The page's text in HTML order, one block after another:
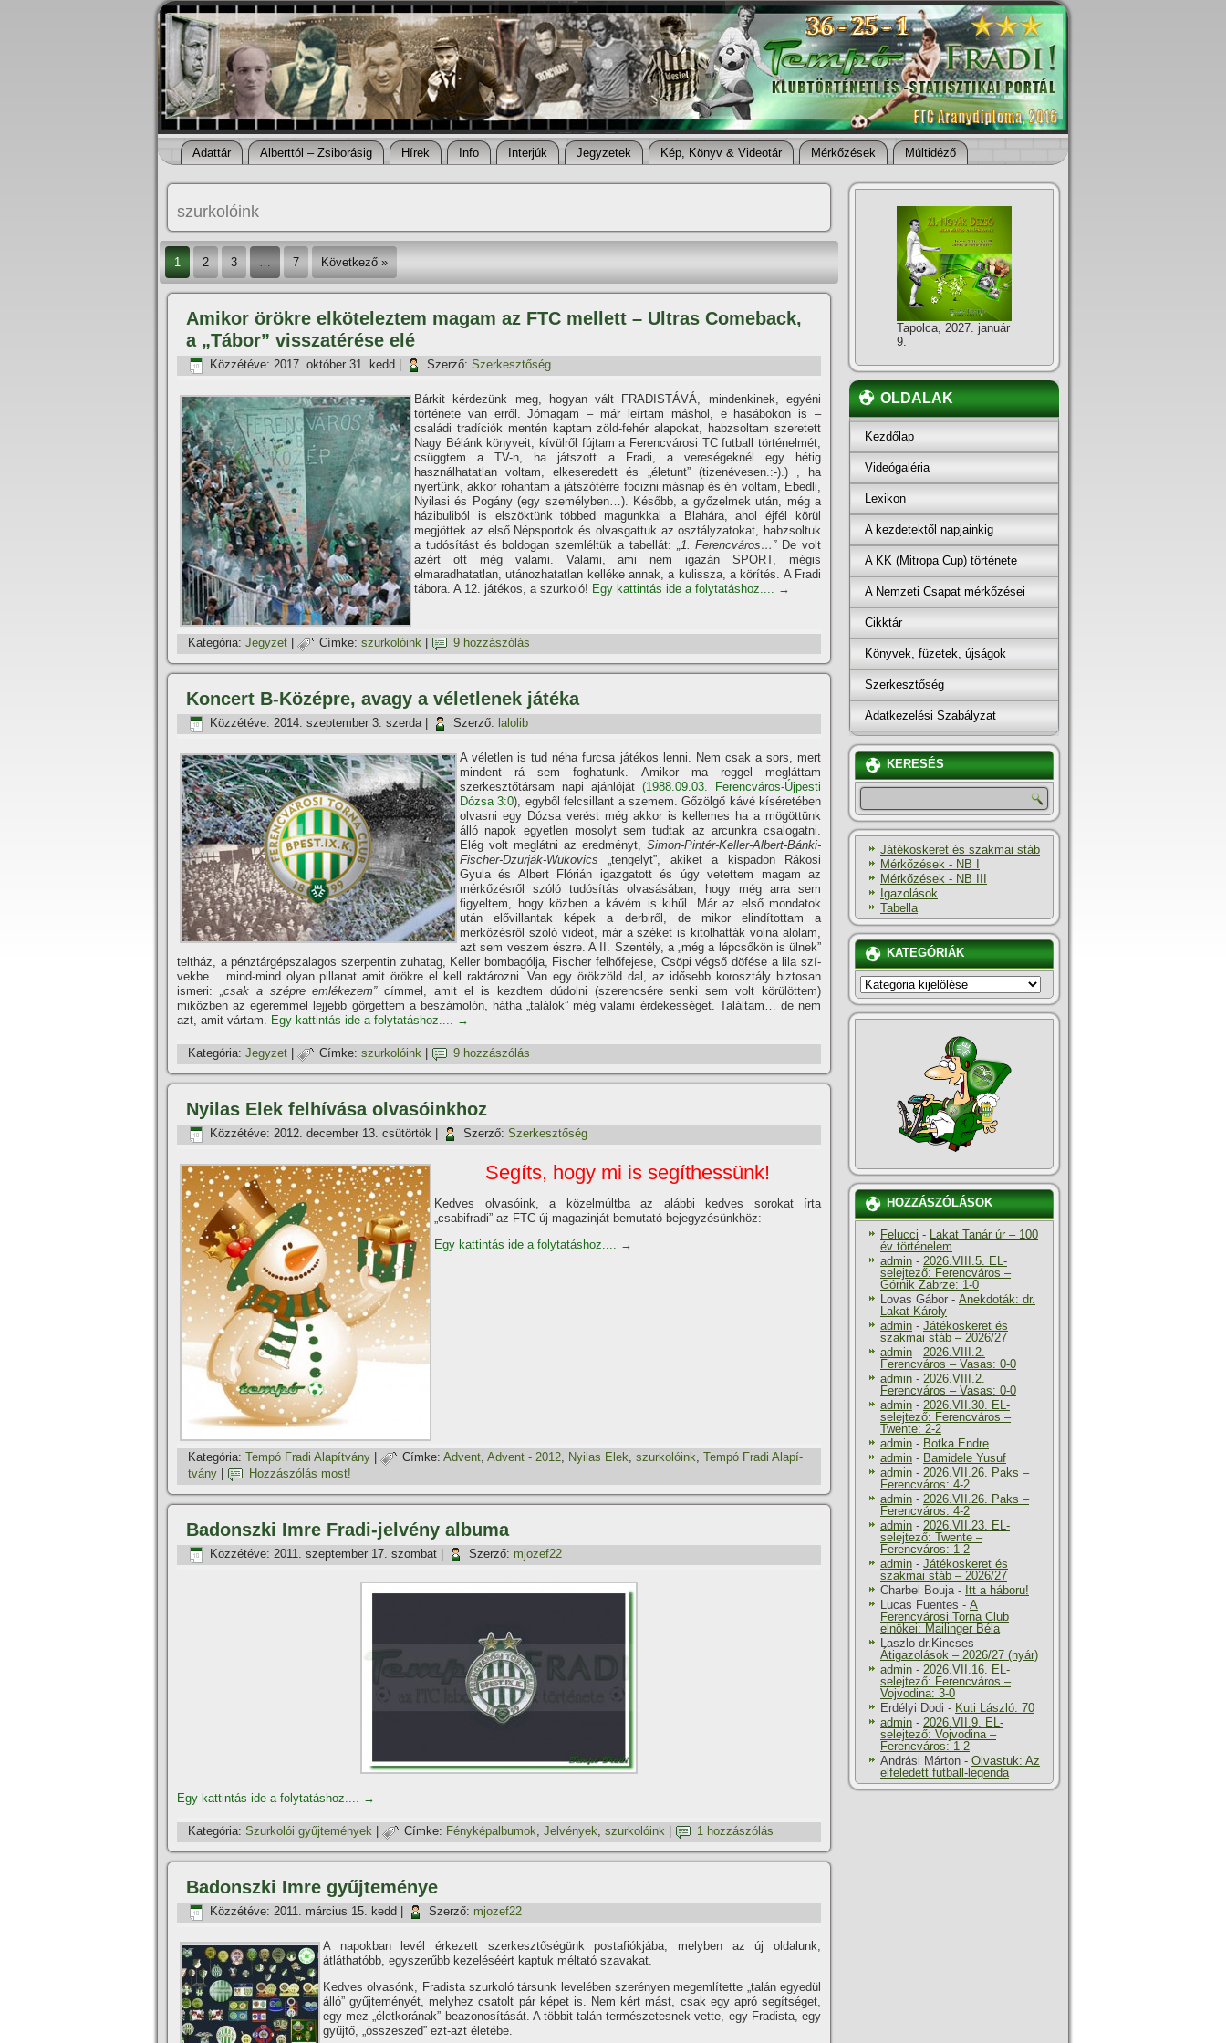
Adattár Alberttól – Zsiborásig Hí­rek Info Interjúk Jegyzetek Kép, Könyv & Videotár Mérkőzések Múltidéző
szurkolóink
1 2 3 … 7 Következő »
Amikor örökre elköteleztem magam az FTC mellett – Ultras Comeback,
a „Tábor” visszatérése elé
Közzétéve: 2017. október 31. kedd Szerző: Szerkesztőség
Bárkit kérdezünk meg, hogyan vált FRADISTÁVÁ, mindenkinek, egyéni
története van erről. Jómagam – már leí­rtam máshol, e hasábokon is –
családi tradí­ciók mentén kaptam zöld-fehér alapokat, habzsoltam szeretett
Nagy Bélánk könyveit, kí­vülről fújtam a Ferencvárosi TC futball történelmét,
csüggtem a TV-n, ha játszott a Fradi, a vereségeknél egy hétig
használhatatlan voltam, elkeseredett és „életunt” (tizenévesen.:-).) , ha
nyertünk, akkor rohantam a játszótérre focizni másnap és én voltam, Ebedli,
Nyilasi és Pogány (egy személyben…). Később, a győzelmek után, még a
házibuliból is elszöktünk többed magunkkal a Blahára, ahol éjfél körül
megjöttek az első Népsportok és olvasgattuk az osztályzatokat, habzsoltuk
a tudósí­tást és boldogan szemléltük a tabellát: „1. Ferencváros…”De volt
azért ott még valami. Valami, ami nem igazán SPORT, mégis
elmaradhatatlan, utánozhatatlan kelléke annak, a kulissza, a körí­tés. A Fradi
tábora. A 12. játékos, a szurkoló! Egy kattintás ide a folytatáshoz.... →
Kategória: Jegyzet Címke: szurkolóink 9 hozzászólás
Koncert B-Középre, avagy a véletlenek játéka
Közzétéve: 2014. szeptember 3. szerda| Szerző: lalolib
A véletlen is tud néha furcsa játékos lenni. Nem csak a sors, mert
mindent rá sem foghatunk. Amikor ma reggel megláttam
szerkesztőtársam napi ajánlóját (1988.09.03. Ferencváros-Újpesti
Dózsa 3:0), egyből felcsillant a szemem. Gőzölgő kávé kí­séretében
olvasni egy Dózsa verést még akkor is kellemes ha a mögöttünk
álló napok egyetlen mosolyt sem tudtak az arcunkra csalogatni.
Elég volt meglátni az eredményt, Simon-Pintér-Keller-Albert-Bánki-
Fischer-Dzurják-Wukovics „tengelyt”, akiket a kispadon Rákosi
Gyula és Albert Flórián igazgatott és úgy vetettem magam az
mérkőzésről szóló tudósí­tás olvasásában, hogy még arra sem
figyeltem, hogy közben a kávém is kihűl. Már az első mondatok
után elővillantak képek a derbiről, de mikor elindí­tottam a
mérkőzésről szóló videót, már a széket is kitolhatták volna alólam,
azt sem veszem észre. A II. Szentély, a „még a lépcsőkön is ülnek”
teltház, a pénztárgépszalagos szerpentin zuhatag, Keller bombagólja, Fischer felhőfejese, Csöpi végső döfése a lila szí­
vekbe… mind-mind olyan pillanat amit örökre el kell raktározni. Van egy örökzöld dal, az idősebb korosztály biztosan
ismeri: „csak a szépre emlékezem”cí­mmel, amit el is kezdtem dúdolni (szerencsére senki sem volt körülöttem)
miközben az egeremmel lejjebb görgettem a beszámolón, hátha „találok” még valami érdekességet. Találtam… de nem
azt, amit vártam. Egy kattintás ide a folytatáshoz.... →
Kategória: Jegyzet Címke: szurkolóink 9 hozzászólás
Nyilas Elek felhí­vása olvasóinkhoz
Közzétéve: 2012. december 13. csütörtök Szerző: Szerkesztőség
Segí­ts, hogy mi is segí­thessünk!
Kedves olvasóink, a közelmúltba az alábbi kedves sorokat í­rta
„csabifradi” az FTC új magazinját bemutató bejegyzésünkhöz:
Egy kattintás ide a folytatáshoz.... →
Kategória: Tempó Fradi Alapí­tvány Címke: Advent, Advent - 2012, Nyilas Elek, szurkolóink, Tempó Fradi Alapí­
tvány
Hozzászólás most!
Badonszki Imre Fradi-jelvény albuma
Közzétéve: 2011. szeptember 17. szombat Szerző: mjozef22
Egy kattintás ide a folytatáshoz.... →
Kategória: Szurkolói gyűjtemények Címke: Fényképalbumok, Jelvények, szurkolóink 1 hozzászólás
Badonszki Imre gyűjteménye
Közzétéve: 2011. március 15. kedd Szerző: mjozef22
A napokban levél érkezett szerkesztőségünk postafiókjába, melyben az új oldalunk,
átláthatóbb, egyszerűbb kezeléséért kaptuk méltató szavakat.
Kedves olvasónk, Fradista szurkoló társunk levelében szerényen megemlí­tette „talán egyedül
álló” gyűjteményét, melyhez csatolt pár képet is. Nem kért mást, csak egy apró segí­tséget,
egy mez „életkorának” beazonosí­tását. A többit talán természetesnek vette, egy Fradista, egy
gyűjtő, „összeszed” ezt-azt életébe.
Tapolca, 2027. január
9.
OLDALAK
Kezdőlap
Videógaléria
Lexikon
A kezdetektől napjainkig
A KK (Mitropa Cup) története
A Nemzeti Csapat mérkőzései
Cikktár
Könyvek, füzetek, újságok
Szerkesztőség
Adatkezelési Szabályzat
KERESÉS
Játékoskeret és szakmai stáb
Mérkőzések - NB I
Mérkőzések - NB III
Igazolások
Tabella
KATEGÓRIÁK
KATEGÓRIÁK
HOZZÁSZÓLÁSOK
Felucci - Lakat Tanár úr – 100
év történelem
admin - 2026.VIII.5. EL-
selejtező: Ferencváros –
Górnik Zabrze: 1-0
Lovas Gábor - Anekdoták: dr.
Lakat Károly
admin - Játékoskeret és
szakmai stáb – 2026/27
admin - 2026.VIII.2.
Ferencváros – Vasas: 0-0
admin - 2026.VIII.2.
Ferencváros – Vasas: 0-0
admin - 2026.VII.30. EL-
selejtező: Ferencváros –
Twente: 2-2
admin - Botka Endre
admin - Bamidele Yusuf
admin - 2026.VII.26. Paks –
Ferencváros: 4-2
admin - 2026.VII.26. Paks –
Ferencváros: 4-2
admin - 2026.VII.23. EL-
selejtező: Twente –
Ferencváros: 1-2
admin - Játékoskeret és
szakmai stáb – 2026/27
Charbel Bouja- Itt a háboru!
Lucas Fuentes - A
Ferencvárosi Torna Club
elnökei: Mailinger Béla
Laszlo dr.Kincses -
Átigazolások – 2026/27 (nyár)
admin - 2026.VII.16. EL-
selejtező: Ferencváros –
Vojvodina: 3-0
Erdélyi Dodi - Kuti László: 70
admin - 2026.VII.9. EL-
selejtező: Vojvodina –
Ferencváros: 1-2
Andrási Márton - Olvastuk: Az
elfeledett futball-legenda